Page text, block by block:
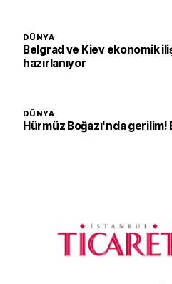
DÜNYA
Belgrad ve Kiev ekonomik
hazırlanıyor
DÜNYA
Hürmüz Boğazı'nda